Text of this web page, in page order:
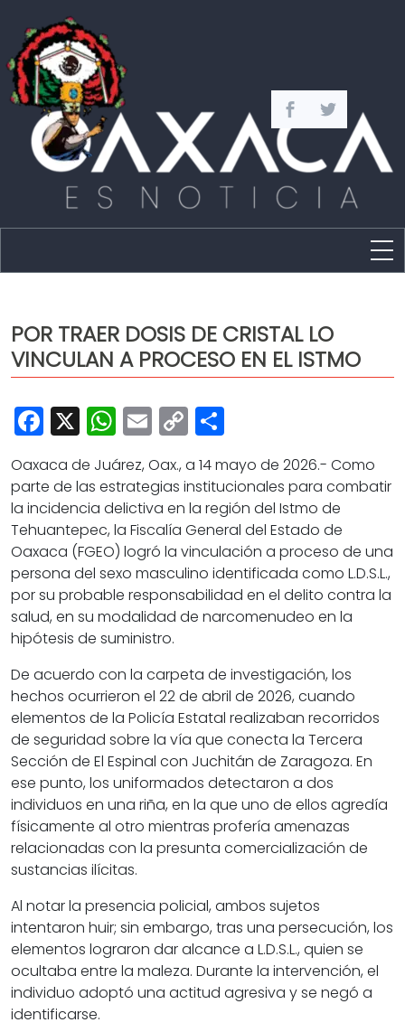
Capital
Policíaca
Cultura
Deportes
Opinión
POR TRAER DOSIS DE CRISTAL LO
VINCULAN A PROCESO EN EL ISTMO
Facebook
X WhatsApp
Email
Copy
Link
Oaxaca de Juárez, Oax., a 14 mayo de 2026.- Como
parte de las estrategias institucionales para combatir
la incidencia delictiva en la región del Istmo de
Tehuantepec, la Fiscalía General del Estado de
Oaxaca (FGEO) logró la vinculación a proceso de una
persona del sexo masculino identificada como L.D.S.L.,
por su probable responsabilidad en el delito contra la
salud, en su modalidad de narcomenudeo en la
hipótesis de suministro.
De acuerdo con la carpeta de investigación, los
hechos ocurrieron el 22 de abril de 2026, cuando
elementos de la Policía Estatal realizaban recorridos
de seguridad sobre la vía que conecta la Tercera
Sección de El Espinal con Juchitán de Zaragoza. En
ese punto, los uniformados detectaron a dos
individuos en una riña, en la que uno de ellos agredía
físicamente al otro mientras profería amenazas
relacionadas con la presunta comercialización de
sustancias ilícitas.
Al notar la presencia policial, ambos sujetos
intentaron huir; sin embargo, tras una persecución, los
elementos lograron dar alcance a L.D.S.L., quien se
ocultaba entre la maleza. Durante la intervención, el
individuo adoptó una actitud agresiva y se negó a
identificarse.